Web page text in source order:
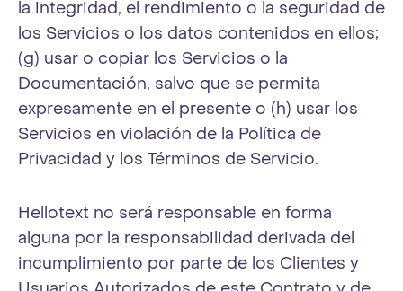
la integridad, el rendimiento o la seguridad de
los Servicios o los datos contenidos en ellos;
(g) usar o copiar los Servicios o la
Documentación, salvo que se permita
expresamente en el presente o (h) usar los
Servicios en violación de la Política de
Privacidad y los Términos de Servicio.
Hellotext no será responsable en forma
alguna por la responsabilidad derivada del
incumplimiento por parte de los Clientes y